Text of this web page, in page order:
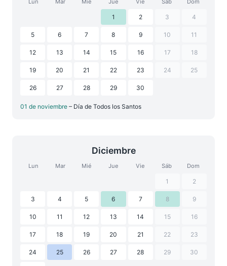
Lun Mar Mié Jue Vie Sáb Dom
1 2 3 4
5 6 7 8 9 10 11
12 13 14 15 16 17 18
19 20 21 22 23 24 25
26 27 28 29 30
01 de noviembre – Día de Todos los Santos
Diciembre
Lun Mar Mié Jue Vie Sáb Dom
1 2
3 4 5 6 7 8 9
10 11 12 13 14 15 16
17 18 19 20 21 22 23
24 25 26 27 28 29 30